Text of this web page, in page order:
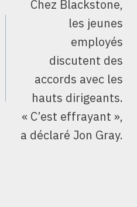
Chez Blackstone,
les jeunes
employés
discutent des
accords avec les
hauts dirigeants.
« C’est effrayant »,
a déclaré Jon Gray.